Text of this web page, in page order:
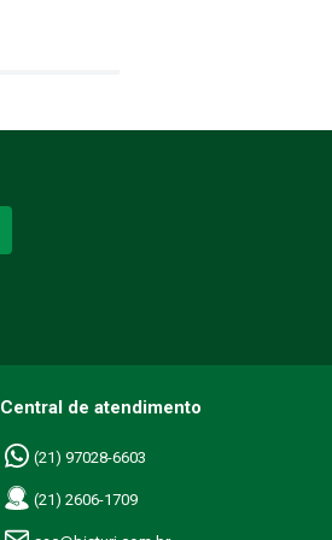
Central de atendimento
(21) 97028-6603
(21) 2606-1709